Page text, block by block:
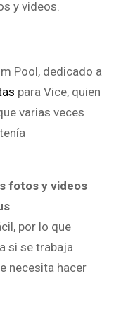
y videos.
Pool, dedicado a
para Vice, quien
varias veces
fotos y videos
por lo que
si se trabaja
necesita hacer